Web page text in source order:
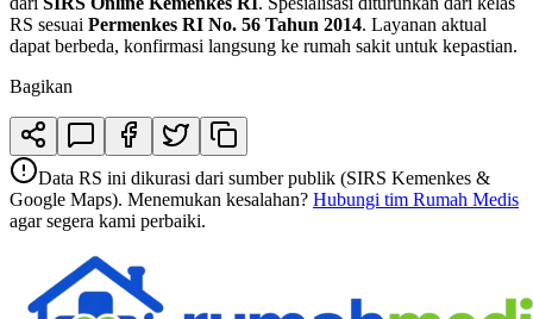
RS sesuai Permenkes RI No. 56 Tahun 2014. Layanan aktual
dapat berbeda, konfirmasi langsung ke rumah sakit untuk kepastian.
Bagikan
Data RS ini dikurasi dari sumber publik (SIRS Kemenkes &
Google Maps). Menemukan kesalahan? Hubungi tim Rumah Medis
agar segera kami perbaiki.